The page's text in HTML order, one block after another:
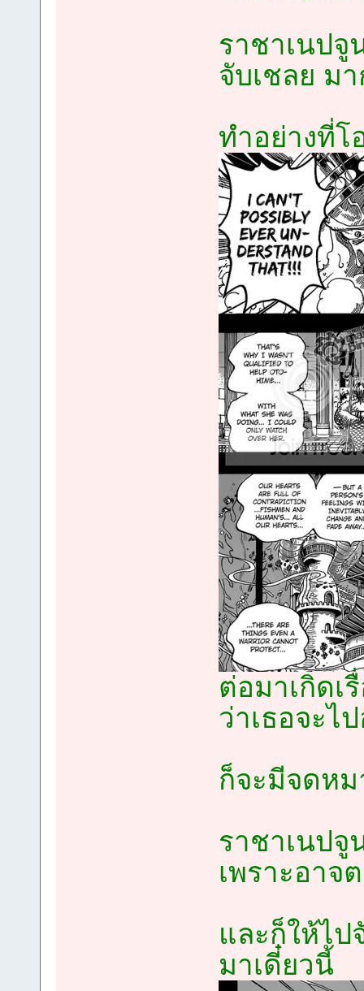
ราชาเนปจู
จับเชลย ม
ทำอย่างที่โ
ต่อมาเกิดเ
ว่าเธอจะไ
ก็จะมีจดหม
ราชาเนปจู
เพราะอาจ
และก็ให้ไป
มาเดี๋ยวนี้